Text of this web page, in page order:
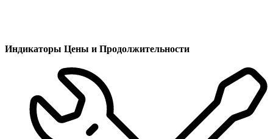
Индикаторы Цены и Продолжительности